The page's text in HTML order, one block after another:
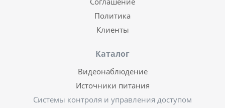
Политика
Клиенты
Каталог
Видеонаблюдение
Источники питания
Системы контроля и управления доступом